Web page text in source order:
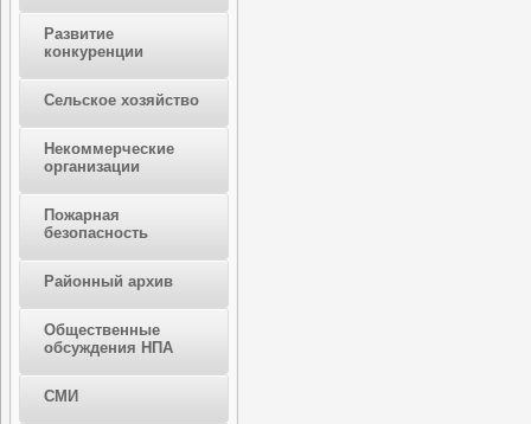
Развитие
конкуренции
Сельское хозяйство
Некоммерческие
организации
Пожарная
безопасность
Районный архив
Общественные
обсуждения НПА
СМИ